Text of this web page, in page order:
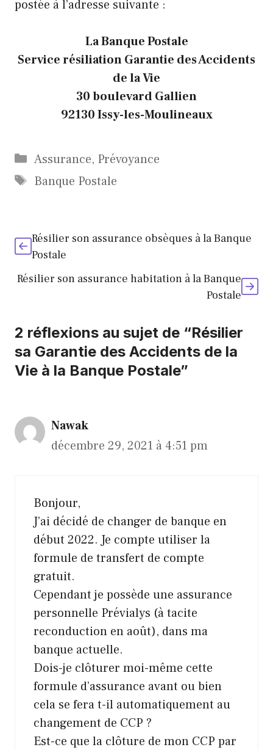
postée à l’adresse suivante :
La Banque Postale
Service résiliation Garantie des Accidents
de la Vie
30 boulevard Gallien
92130 Issy-les-Moulineaux
Catégories
Assurance, Prévoyance
Étiquettes
Banque Postale
Résilier son assurance obsèques à la Banque
Postale
Résilier son assurance habitation à la Banque
Postale
2 réflexions au sujet de “Résilier
sa Garantie des Accidents de la
Vie à la Banque Postale”
Nawak
décembre 29, 2021 à 4:51 pm
Bonjour,
J’ai décidé de changer de banque en
début 2022. Je compte utiliser la
formule de transfert de compte
gratuit.
Cependant je possède une assurance
personnelle Prévialys (à tacite
reconduction en août), dans ma
banque actuelle.
Dois-je clôturer moi-même cette
formule d’assurance avant ou bien
cela se fera t-il automatiquement au
changement de CCP ?
Est-ce que la clôture de mon CCP par